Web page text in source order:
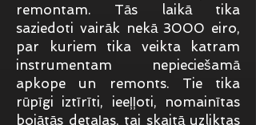
remontam. Tās laikā tika
saziedoti vairāk nekā 3000 eiro,
par kuriem tika veikta katram
instrumentam nepieciešamā
apkope un remonts. Tie tika
rūpīgi iztīrīti, ieeļļoti, nomainītas
bojātās detaļas, tai skaitā uzliktas